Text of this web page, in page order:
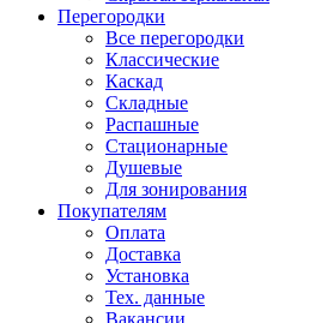
Перегородки
Все перегородки
Классические
Каскад
Складные
Распашные
Стационарные
Душевые
Для зонирования
Покупателям
Оплата
Доставка
Установка
Тех. данные
Вакансии